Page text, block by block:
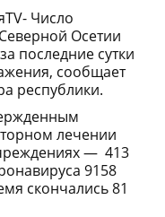
Число
Осетии
последние сутки
сообщает
республики.
лечении
— 413
9158
скончались 81